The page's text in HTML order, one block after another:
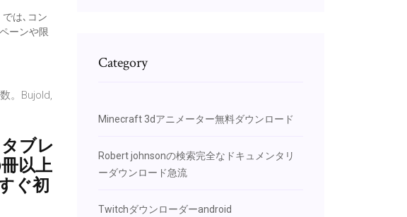
では､コン
ーンや限
。Bujold,
ブレ
以上
ぐ初
Category
Minecraft 3dアニメーター無料ダウンロード
Robert johnsonの検索完全なドキュメンタリ
ーダウンロード急流
Twitchダウンローダーandroid